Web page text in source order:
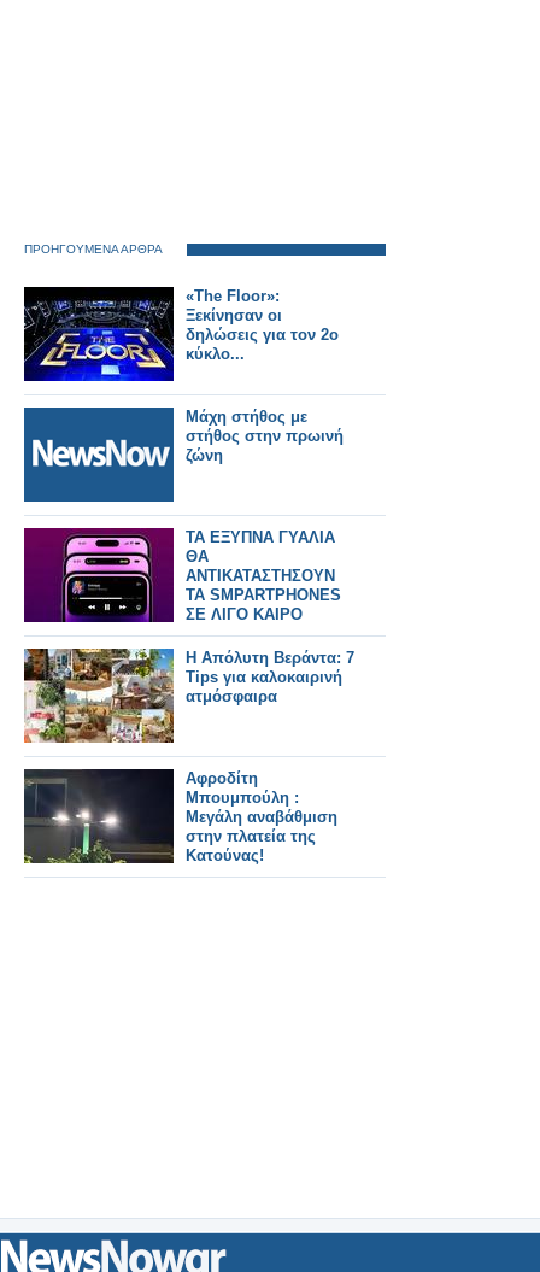
ΠΡΟΗΓΟΥΜΕΝΑ ΑΡΘΡΑ
«The Floor»:
Ξεκίνησαν οι
δηλώσεις για τον 2ο
κύκλο...
Μάχη στήθος με
στήθος στην πρωινή
ζώνη
ΤΑ ΕΞΥΠΝΑ ΓΥΑΛΙΑ
ΘΑ
ΑΝΤΙΚΑΤΑΣΤΗΣΟΥΝ
ΤΑ SMPARTPHONES
ΣΕ ΛΙΓΟ ΚΑΙΡΟ
Η Απόλυτη Βεράντα: 7
Tips για καλοκαιρινή
ατμόσφαιρα
Αφροδίτη
Μπουμπούλη :
Μεγάλη αναβάθμιση
στην πλατεία της
Κατούνας!